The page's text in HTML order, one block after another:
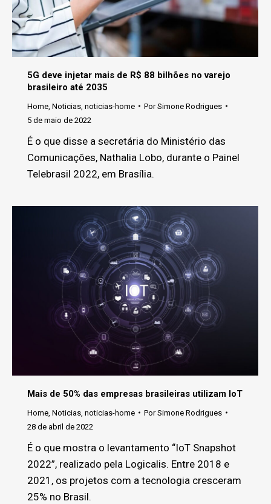
5G deve injetar mais de R$ 88 bilhões no varejo
brasileiro até 2035
Home Noticias noticias-home PorSimone Rodrigues
5 de maio de 2022
É o que disse a secretária do Ministério das
Comunicações, Nathalia Lobo, durante o Painel
Telebrasil 2022, em Brasília.
Mais de 50% das empresas brasileiras utilizam IoT
Home Noticias noticias-home PorSimone Rodrigues
28 de abril de 2022
É o que mostra o levantamento “IoT Snapshot
2022”, realizado pela Logicalis. Entre 2018 e
2021, os projetos com a tecnologia cresceram
25% no Brasil.